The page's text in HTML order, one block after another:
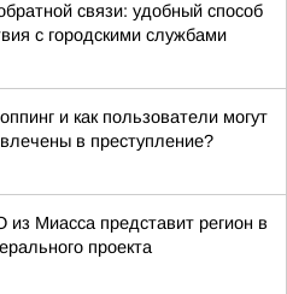
связи: удобный способ
с городскими службами
и как пользователи могут
в преступление?
Миасса представит регион в
проекта